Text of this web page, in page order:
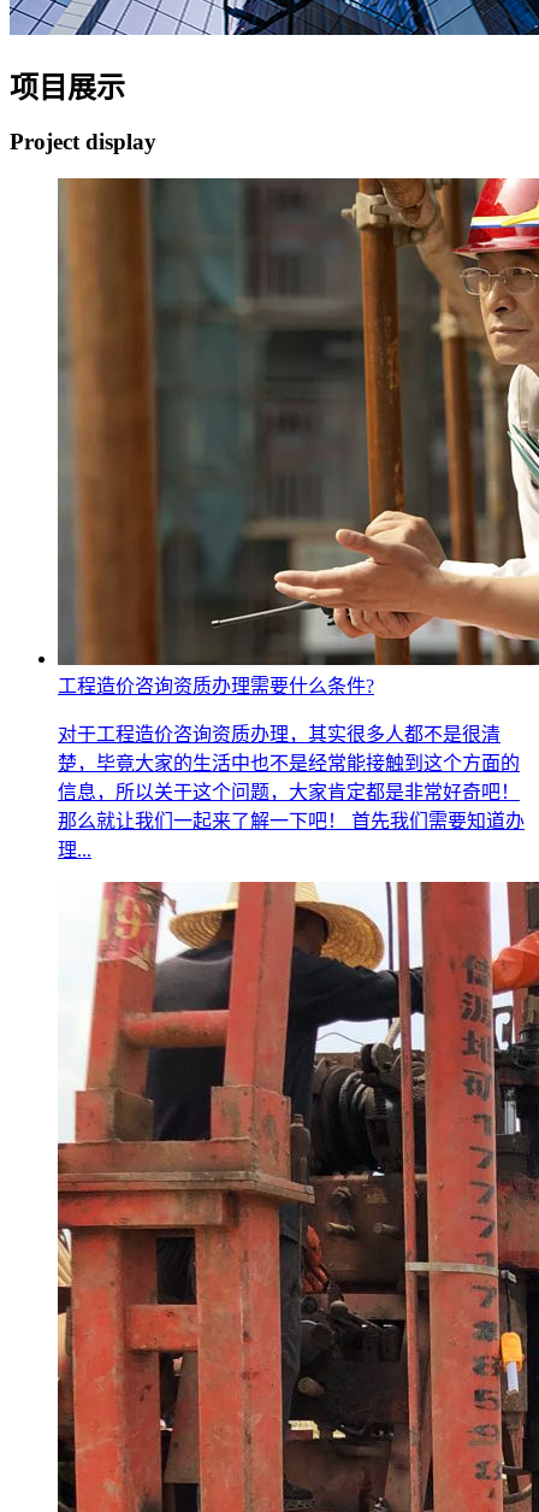
项目展示
Project display
工程造价咨询资质办理需要什么条件?
对于工程造价咨询资质办理，其实很多人都不是很清
楚，毕竟大家的生活中也不是经常能接触到这个方面的
信息，所以关于这个问题，大家肯定都是非常好奇吧！
那么就让我们一起来了解一下吧！ 首先我们需要知道办
理...